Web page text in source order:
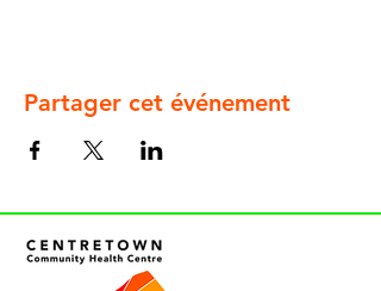
Partager cet événement